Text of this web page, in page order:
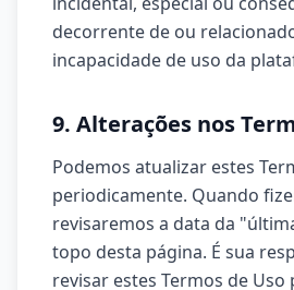
decorrente de ou
incapacidade de uso da
9. Alterações nos
Podemos atualizar estes
periodicamente. Quando
revisaremos a data da
topo desta página. É sua
revisar estes Termos de